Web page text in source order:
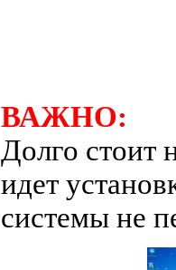
ВАЖНО:
Долго стоит
идет
системы не